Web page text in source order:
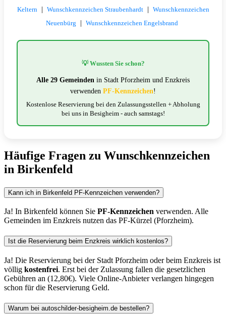
Keltern
| Wunschkennzeichen Straubenhardt | Wunschkennzeichen
Neuenbürg
| Wunschkennzeichen Engelsbrand
💡 Wussten Sie schon?
Alle 29 Gemeinden in Stadt Pforzheim und Enzkreis
verwenden PF-Kennzeichen!
Kostenlose Reservierung bei den Zulassungsstellen + Abholung
bei uns in Besigheim - auch samstags!
Häufige Fragen zu Wunschkennzeichen
in Birkenfeld
Kann ich in Birkenfeld PF-Kennzeichen verwenden?
Ja! In Birkenfeld können Sie PF-Kennzeichen verwenden. Alle
Gemeinden im Enzkreis nutzen das PF-Kürzel (Pforzheim).
Ist die Reservierung beim Enzkreis wirklich kostenlos?
Ja! Die Reservierung bei der Stadt Pforzheim oder beim Enzkreis ist
völlig kostenfrei. Erst bei der Zulassung fallen die gesetzlichen
Gebühren an (12,80€). Viele Online-Anbieter verlangen hingegen
schon für die Reservierung Geld.
Warum bei autoschilder-besigheim.de bestellen?